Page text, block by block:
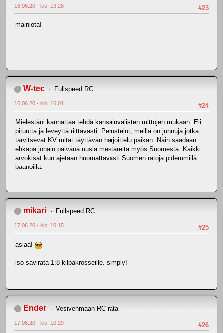
#23
16.06.20 - klo: 13.28
mainiota!
W-tec Fullspeed RC
#24
16.06.20 - klo: 16.01
Mielestäni kannattaa tehdä kansainvälisten mittojen mukaan. Eli
pituutta ja leveyttä riittävästi. Perustelut, meillä on junnuja jotka
tarvitsevat KV mitat täyttävän harjoittelu paikan. Näin saadaan
ehkäpä jonain päivänä uusia mestareita myös Suomesta. Kaikki
arvokisat kun ajetaan huomattavasti Suomen ratoja pidemmillä
baanoilla.
mikari Fullspeed RC
#25
17.06.20 - klo: 10.15
asiaa!
iso savirata 1:8 kilpakrosseille. simply!
Ender Vesivehmaan RC-rata
#26
17.06.20 - klo: 10.29